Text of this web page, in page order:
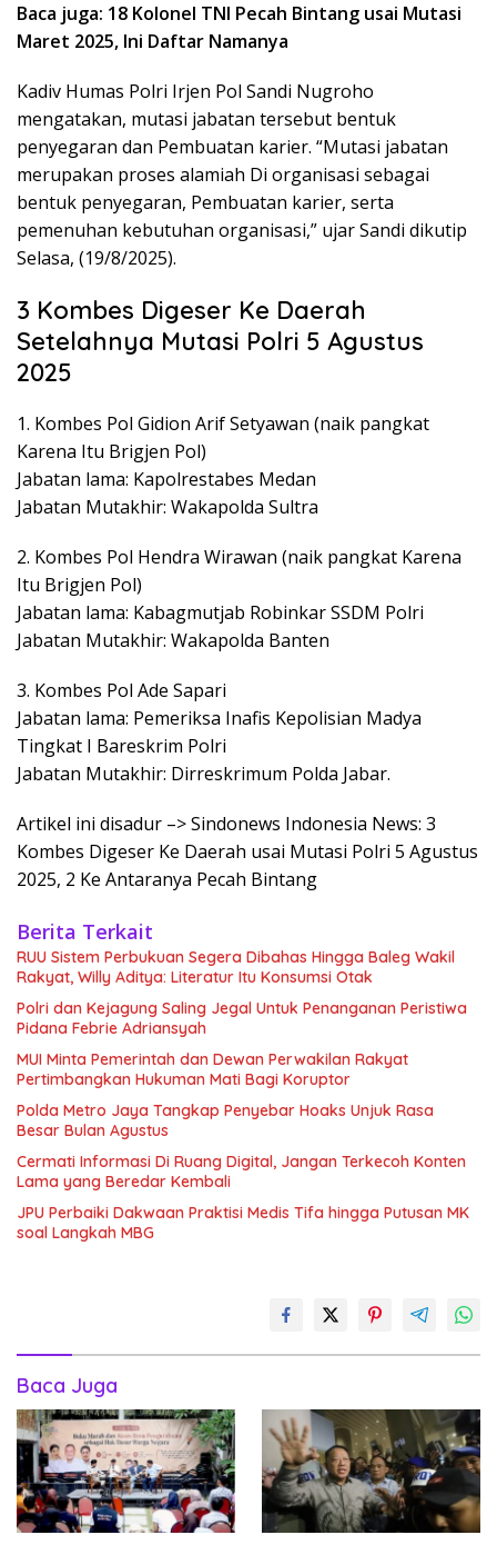
Baca juga: 18 Kolonel TNI Pecah Bintang usai Mutasi
Maret 2025, Ini Daftar Namanya
Kadiv Humas Polri Irjen Pol Sandi Nugroho
mengatakan, mutasi jabatan tersebut bentuk
penyegaran dan Pembuatan karier. “Mutasi jabatan
merupakan proses alamiah Di organisasi sebagai
bentuk penyegaran, Pembuatan karier, serta
pemenuhan kebutuhan organisasi,” ujar Sandi dikutip
Selasa, (19/8/2025).
3 Kombes Digeser Ke Daerah
Setelahnya Mutasi Polri 5 Agustus
2025
1. Kombes Pol Gidion Arif Setyawan (naik pangkat
Karena Itu Brigjen Pol)
Jabatan lama: Kapolrestabes Medan
Jabatan Mutakhir: Wakapolda Sultra
2. Kombes Pol Hendra Wirawan (naik pangkat Karena
Itu Brigjen Pol)
Jabatan lama: Kabagmutjab Robinkar SSDM Polri
Jabatan Mutakhir: Wakapolda Banten
3. Kombes Pol Ade Sapari
Jabatan lama: Pemeriksa Inafis Kepolisian Madya
Tingkat I Bareskrim Polri
Jabatan Mutakhir: Dirreskrimum Polda Jabar.
Artikel ini disadur –> Sindonews Indonesia News: 3
Kombes Digeser Ke Daerah usai Mutasi Polri 5 Agustus
2025, 2 Ke Antaranya Pecah Bintang
Berita Terkait
RUU Sistem Perbukuan Segera Dibahas Hingga Baleg Wakil
Rakyat, Willy Aditya: Literatur Itu Konsumsi Otak
Polri dan Kejagung Saling Jegal Untuk Penanganan Peristiwa
Pidana Febrie Adriansyah
MUI Minta Pemerintah dan Dewan Perwakilan Rakyat
Pertimbangkan Hukuman Mati Bagi Koruptor
Polda Metro Jaya Tangkap Penyebar Hoaks Unjuk Rasa
Besar Bulan Agustus
Cermati Informasi Di Ruang Digital, Jangan Terkecoh Konten
Lama yang Beredar Kembali
JPU Perbaiki Dakwaan Praktisi Medis Tifa hingga Putusan MK
soal Langkah MBG
Baca Juga